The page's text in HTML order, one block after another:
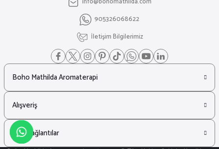
905326068622
İletişim Bilgilerimiz
Boho Mathilda Aromaterapi
Alışveriş
Hızlı Bağlantılar